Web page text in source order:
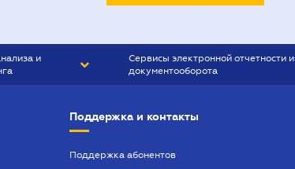
и
Сервисы электронной отчетности и
документооборота
Поддержка и контакты
Поддержка абонентов